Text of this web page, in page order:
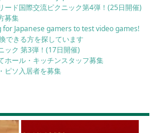
ード国際交流ピクニック第4弾！(25日開催)
募集
for Japanese gamers to test video games!
できる方を探しています
ック 第3弾！(17日開催)
ホール・キッチンスタッフ募集
ピソ入居者を募集